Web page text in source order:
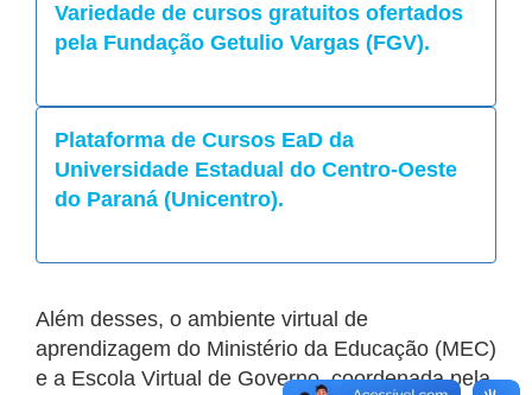
Variedade de cursos gratuitos ofertados
pela Fundação Getulio Vargas (FGV).
Plataforma de Cursos EaD da
Universidade Estadual do Centro-Oeste
do Paraná (Unicentro).
Além desses, o ambiente virtual de
aprendizagem do Ministério da Educação (MEC)
e a Escola Virtual de Governo, coordenada pela